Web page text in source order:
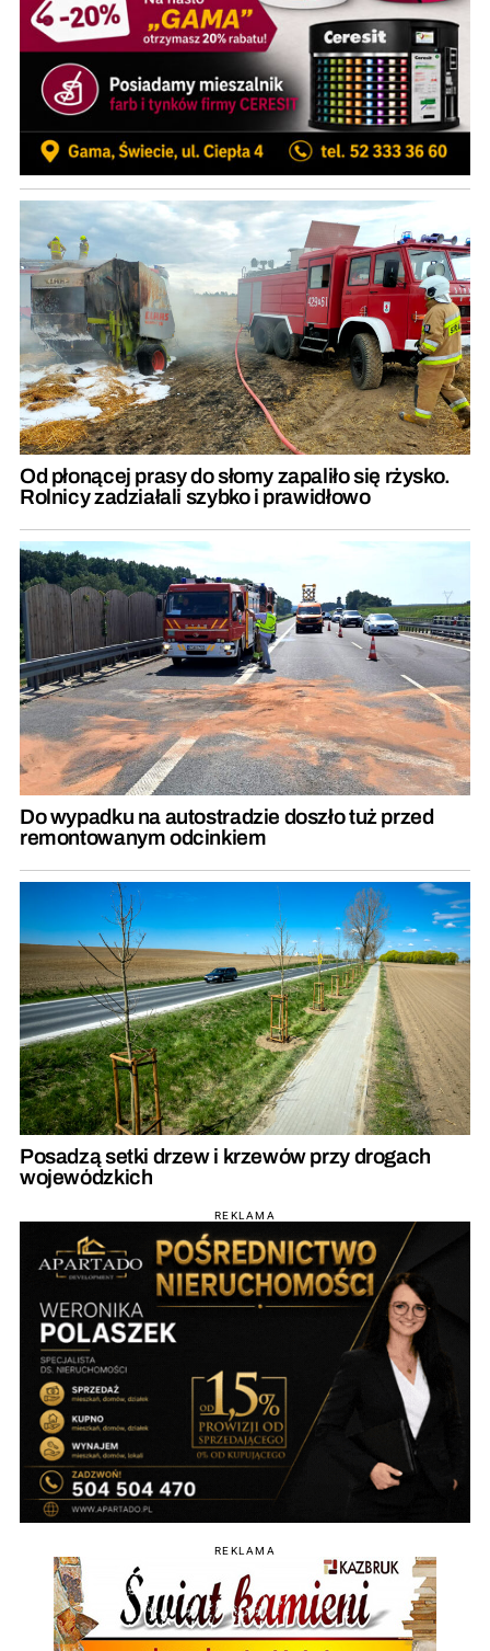
Od płonącej prasy do słomy zapaliło się rżysko.
Rolnicy zadziałali szybko i prawidłowo
Do wypadku na autostradzie doszło tuż przed
remontowanym odcinkiem
Posadzą setki drzew i krzewów przy drogach
wojewódzkich
REKLAMA
REKLAMA